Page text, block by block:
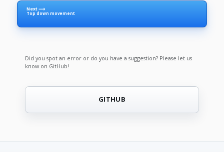
Next ⟶
Top down movement
Did you spot an error or do you have a suggestion? Please let us
know on GitHub!
GITHUB